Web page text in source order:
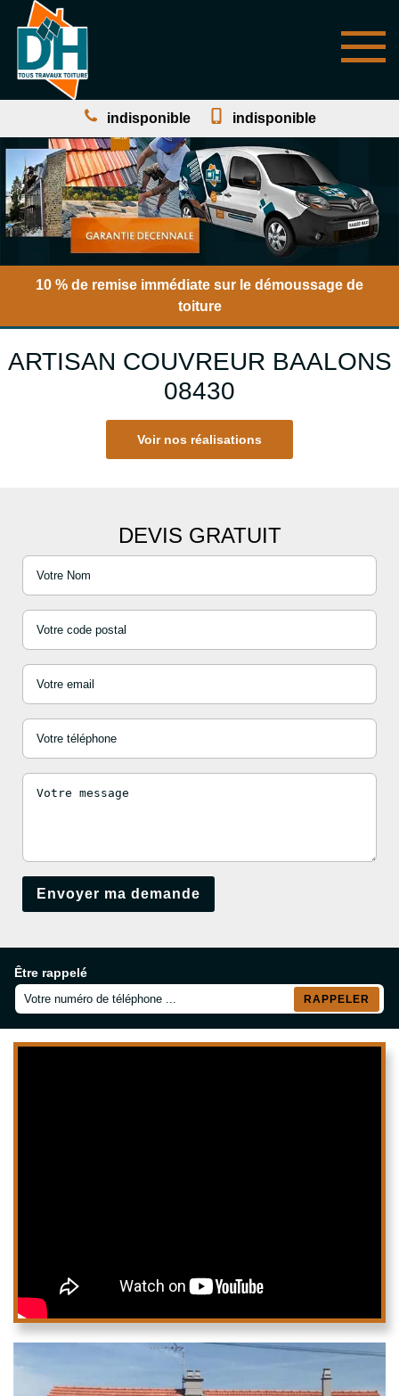
indisponible indisponible
10 % de remise immédiate sur le démoussage de
toiture
ARTISAN COUVREUR BAALONS
08430
Voir nos réalisations
DEVIS GRATUIT
Être rappelé